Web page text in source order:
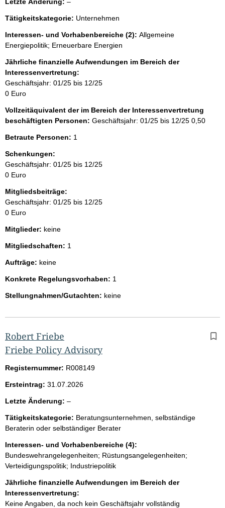
e
r
Tätigkeitskategorie: Unternehmen
Interessen- und Vorhabenbereiche (2): Allgemeine
Energiepolitik; Erneuerbare Energien
Jährliche finanzielle Aufwendungen im Bereich der
Interessenvertretung:
Geschäftsjahr: 01/25 bis 12/25
0 Euro
Vollzeitäquivalent der im Bereich der Interessenvertretung
beschäftigten Personen: Geschäftsjahr: 01/25 bis 12/25 0,50
Betraute Personen: 1
Schenkungen:
Geschäftsjahr: 01/25 bis 12/25
0 Euro
Mitgliedsbeiträge:
Geschäftsjahr: 01/25 bis 12/25
0 Euro
Mitglieder: keine
Mitgliedschaften: 1
Aufträge: keine
Konkrete Regelungsvorhaben: 1
Stellungnahmen/Gutachten: keine
Robert Friebe
Friebe Policy Advisory
Registernummer: R008149
Ersteintrag: 31.07.2026
Letzte Änderung: –l
e
r
Tätigkeitskategorie: Beratungsunternehmen, selbständige
Beraterin oder selbständiger Berater
Interessen- und Vorhabenbereiche (4):
Bundeswehrangelegenheiten; Rüstungsangelegenheiten;
Verteidigungspolitik; Industriepolitik
Jährliche finanzielle Aufwendungen im Bereich der
Interessenvertretung:
Keine Angaben, da noch kein Geschäftsjahr vollständig